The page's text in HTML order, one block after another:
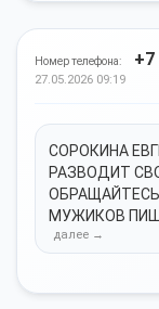
Номер телефона: +7
27.05.2026 09:19
СОРОКИНА
РАЗВОДИТ
МУЖИКОВ